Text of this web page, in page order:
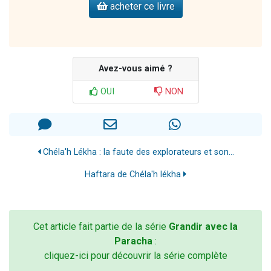
acheter ce livre
Avez-vous aimé ?
OUI NON
Chéla'h Lékha : la faute des explorateurs et son...
Haftara de Chéla'h lékha
Cet article fait partie de la série Grandir avec la
Paracha :
cliquez-ici pour découvrir la série complète